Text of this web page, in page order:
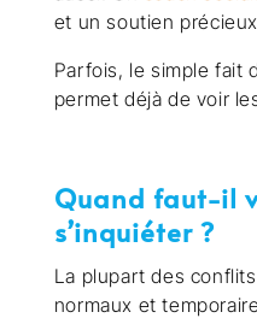
et un soutien
Parfois, le simple fait
permet déjà de voir
Quand faut-il
s’inquiéter ?
La plupart des
normaux et